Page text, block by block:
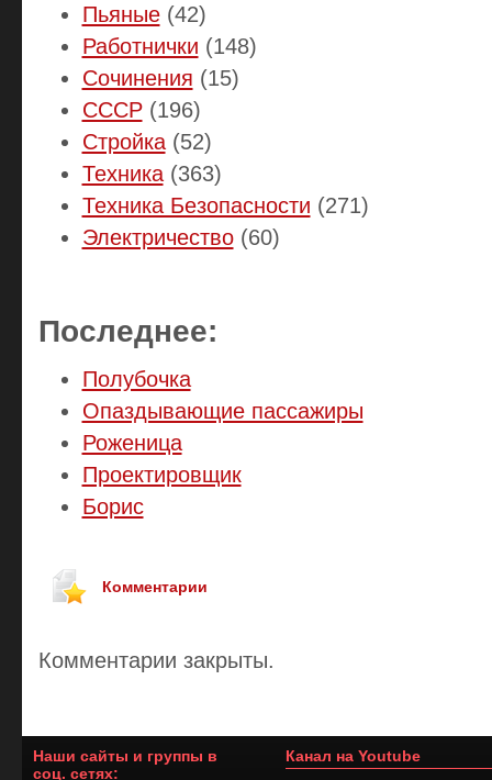
Пьяные(42)
Работнички (148)
Сочинения (15)
СССР(196)
Стройка(52)
Техника(363)
Техника Безопасности (271)
Электричество(60)
Последнее:
Полубочка
Опаздывающие пассажиры
Роженица
Проектировщик
Борис
Комментарии
Комментарии закрыты.
Наши сайты и группы в
соц. сетях:
Канал на Youtube